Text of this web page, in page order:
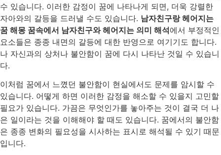
수 있습니다. 이러한 감정이 꿈에 나타나게 되면, 더욱 강렬한
자아와의 갈등을 드러낼 수도 있습니다. 남자친구랑 헤어지는
꿈 해몽 꿈속에서 남자친구와 헤어지는 의미 해석에서 부정적인
요소들은 종종 내면의 갈등에 대한 반영으로 여기기도 합니다.
나 자신과의 상처나 불안함이 꿈에 다시 나타난 것일 수 있습니
다.
이처럼 꿈에서 느꼈던 불안함이 현실에서도 문제를 암시할 수
있습니다. 어떻게 하면 이러한 감정을 해소할 수 있을지 고민할
필요가 있습니다. 가끔은 무엇인가를 놓아주는 것이 결국 더 나
은 일이라는 것을 이해해야 할 때도 있습니다. 꿈에서의 불안함
은 종종 변화의 필요성을 시사하는 표시로 해석될 수 있기 때문
입니다.